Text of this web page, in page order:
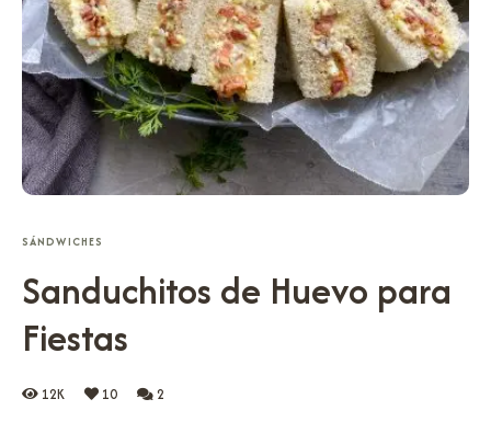
SÁNDWICHES
Sanduchitos de Huevo para
Fiestas
12K 10 2